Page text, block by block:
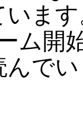
いま
ム開
んで